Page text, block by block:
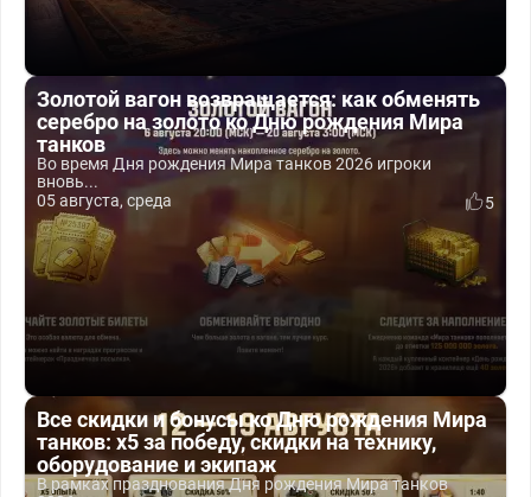
Золотой вагон возвращается: как обменять
серебро на золото ко Дню рождения Мира
танков
Во время Дня рождения Мира танков 2026 игроки
вновь...
05 августа, среда
5
Все скидки и бонусы ко Дню рождения Мира
танков: x5 за победу, скидки на технику,
оборудование и экипаж
В рамках празднования Дня рождения Мира танков